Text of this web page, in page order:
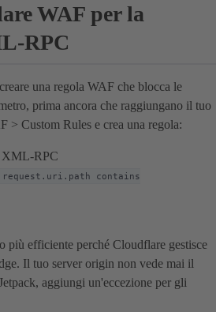
WAF per la
RPC
una regola WAF che blocca le
prima ancora che raggiungano il tuo
> Custom Rules e crea una regola:
RPC
contains
più efficiente perché Cloudflare gestisce
Il tuo server origin non vede mai il
aggiungi un'eccezione per gli